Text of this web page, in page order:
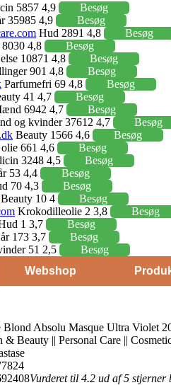
5857 4,9
Besøg
35985 4,9
Besøg
Hud 2891 4,8
Besøg
8030 4,8
Besøg
10871 4,8
Besøg
901 4,8
Besøg
Parfumefri 69 4,8
Besøg
41 4,7
Besøg
6942 4,7
Besøg
og kvinder 37612 4,7
Besøg
Beauty 1566 4,6
Besøg
661 4,6
Besøg
3248 4,5
Besøg
53 4,4
Besøg
70 4,3
Besøg
Beauty 10 4
Besøg
Krokodilleolie 2 3,8
Besøg
1 3,7
Besøg
173 3,7
Besøg
51 2,5
Besøg
Webshop
Blond Absolu Masque Ultra Violet
& Beauty || Personal Care ||
Vurderet til 4.2 ud af 5 stjerner